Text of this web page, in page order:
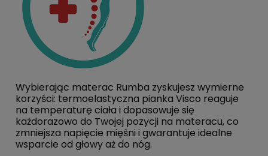
Wybierając materac Rumba zyskujesz wymierne
korzyści: termoelastyczna pianka Visco reaguje
na temperaturę ciała i dopasowuje się
każdorazowo do Twojej pozycji na materacu, co
zmniejsza napięcie mięśni i gwarantuje idealne
wsparcie od głowy aż do nóg.